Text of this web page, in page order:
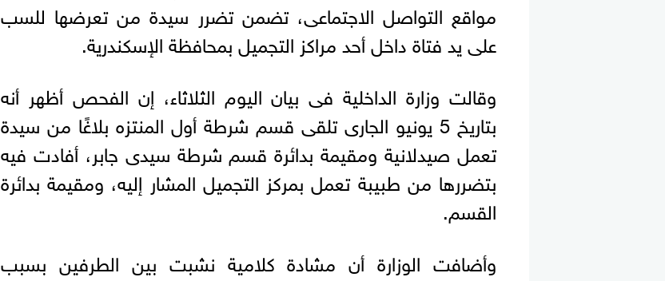
مواقع التواصل الاجتماعى، تضمن تضرر سيدة من تعرضها للسب
على يد فتاة داخل أحد مراكز التجميل بمحافظة الإسكندرية.
وقالت وزارة الداخلية فى بيان اليوم الثلاثاء، إن الفحص أظهر أنه
بتاريخ 5 يونيو الجارى تلقى قسم شرطة أول المنتزه بلاغًا من سيدة
تعمل صيدلانية ومقيمة بدائرة قسم شرطة سيدى جابر، أفادت فيه
بتضررها من طبيبة تعمل بمركز التجميل المشار إليه، ومقيمة بدائرة
القسم.
وأضافت الوزارة أن مشادة كلامية نشبت بين الطرفين بسبب